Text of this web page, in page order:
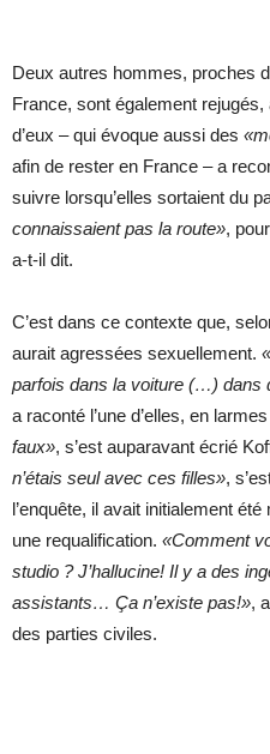
Deux autres hommes, proches
France, sont également
d’eux – qui évoque aussi des
afin de rester en France – a
suivre lorsqu’elles sortaient du
connaissaient pas la route»,
a-t-il dit.
C’est dans ce contexte que,
aurait agressées sexuellement.
parfois dans la voiture (…) dans
a raconté l’une d’elles, en
faux», s’est auparavant écrié
n’étais seul avec ces filles»,
l’enquête, il avait initialement
une requalification. «Comment
studio ? J’hallucine! Il y a des
assistants… Ça n’existe pas!»,
des parties civiles.